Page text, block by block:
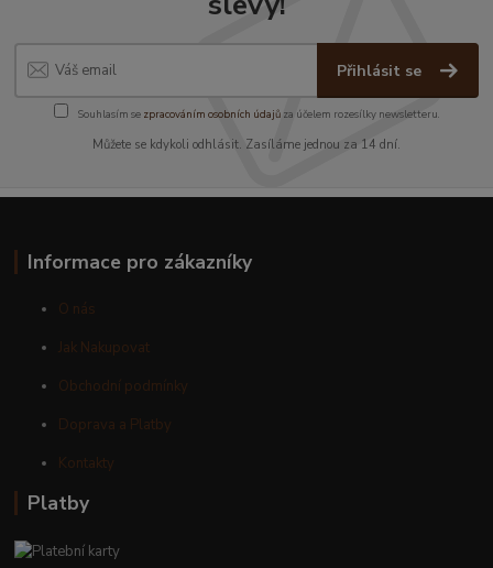
Přihlásit se
Souhlasím se zpracováním osobních údajůza účelem rozesílky newsletteru.
Můžete se kdykoli odhlásit. Zasíláme jednou za 14 dní.
Informace pro zákazníky
O nás
Jak Nakupovat
Obchodní podmínky
Doprava a Platby
Kontakty
Platby